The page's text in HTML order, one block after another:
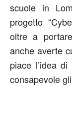
scuole in
progetto
oltre a
anche averte
piace l’idea
consapevole